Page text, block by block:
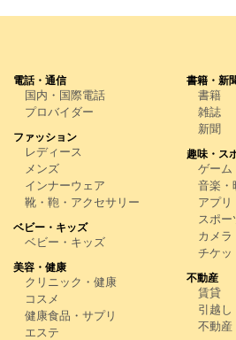
電話・通信
国内・国際電話
プロバイダー
ファッション
レディース
メンズ
インナーウェア
靴・鞄・アクセサリー
ベビー・キッズ
ベビー・キッズ
美容・健康
クリニック・健康
コスメ
健康食品・サプリ
エステ
書籍・新
書籍
雑誌
新聞
趣味・ス
ゲーム
音楽・
アプリ
スポー
カメラ
チケッ
不動産
賃貸
引越し
不動産